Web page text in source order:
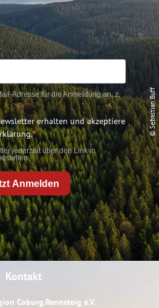
© Sebastian Buff
Adresse für die Anmeldung an, z.
erhalten und akzeptiere
jederzeit über den Link in
Anmelden
Kontakt
Coburg.Rennsteig e.V.